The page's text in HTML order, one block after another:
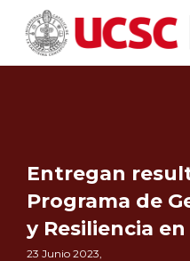
Entregan
Programa de
y Resiliencia
23 Junio 2023,